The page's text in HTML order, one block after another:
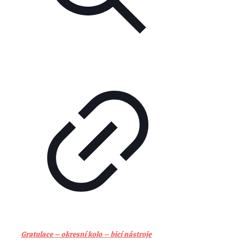
Gratulace – okresní kolo – bicí nástroje